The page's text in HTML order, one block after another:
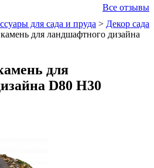
Все отзывы
для сада и пруда > Декор сада
для ландшафтного дизайна
для
D80 H30